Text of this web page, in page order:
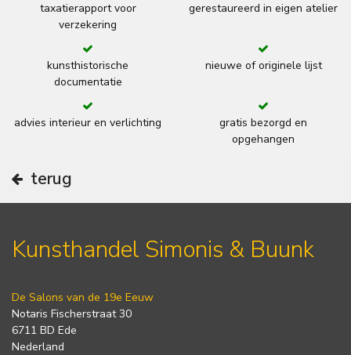
taxatierapport voor
verzekering
gerestaureerd in eigen atelier
kunsthistorische
documentatie
nieuwe of originele lijst
advies interieur en verlichting
gratis bezorgd en
opgehangen
terug
Kunsthandel Simonis & Buunk
De Salons van de 19e Eeuw
Notaris Fischerstraat 30
6711 BD Ede
Nederland